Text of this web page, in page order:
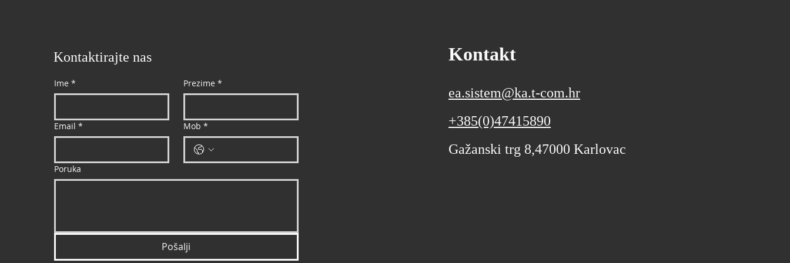
Kontaktirajte nas
Ime * Prezime *
Email * Mob *
Poruka
Pošalji
Kontakt
ea.sistem@ka.t-com.hr
+385(0)47415890
Gažanski trg 8,47000 Karlovac